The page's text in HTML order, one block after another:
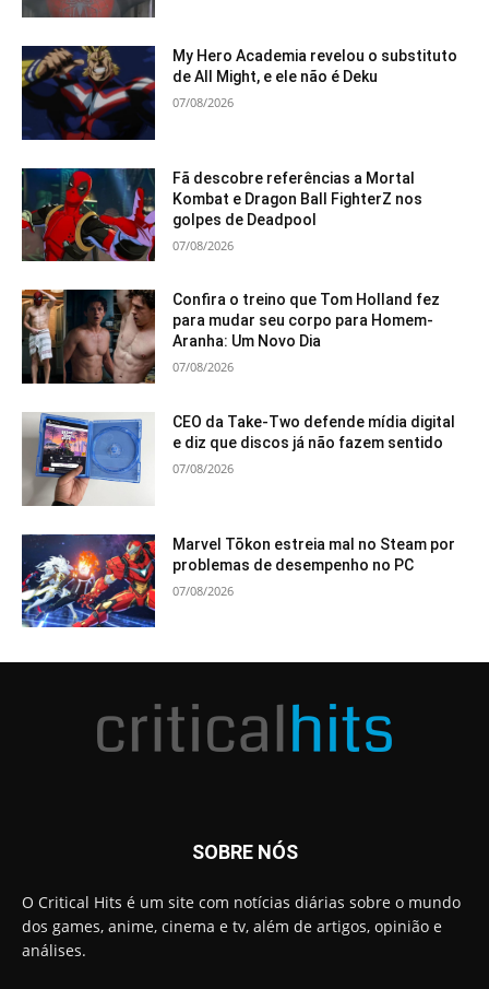
My Hero Academia revelou o substituto
de All Might, e ele não é Deku
07/08/2026
Fã descobre referências a Mortal
Kombat e Dragon Ball FighterZ nos
golpes de Deadpool
07/08/2026
Confira o treino que Tom Holland fez
para mudar seu corpo para Homem-
Aranha: Um Novo Dia
07/08/2026
CEO da Take-Two defende mídia digital
e diz que discos já não fazem sentido
07/08/2026
Marvel Tōkon estreia mal no Steam por
problemas de desempenho no PC
07/08/2026
SOBRE NÓS
O Critical Hits é um site com notícias diárias sobre o mundo
dos games, anime, cinema e tv, além de artigos, opinião e
análises.